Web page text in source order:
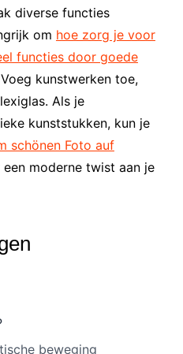
diverse functies
om hoe zorg je voor
functies door goede
kunstwerken toe,
Als je
kunststukken, kun je
schönen Foto auf
moderne twist aan je
beweging